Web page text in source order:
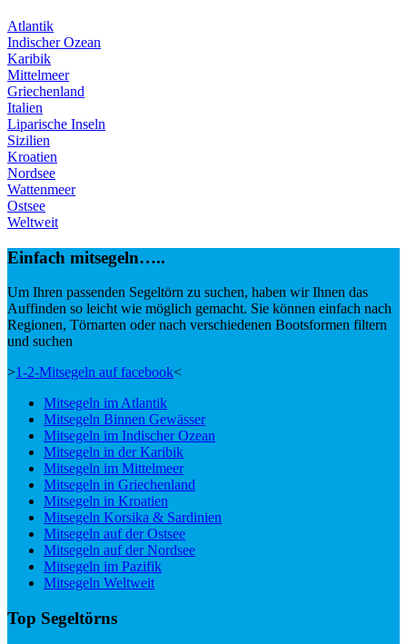
Atlantik
Indischer Ozean
Karibik
Mittelmeer
Griechenland
Italien
Liparische Inseln
Sizilien
Kroatien
Nordsee
Wattenmeer
Ostsee
Weltweit
Einfach mitsegeln…..
Um Ihren passenden Segeltörn zu suchen, haben wir Ihnen das
Auffinden so leicht wie möglich gemacht. Sie können einfach nach
Regionen, Törnarten oder nach verschiedenen Bootsformen filtern
und suchen
>1-2-Mitsegeln auf facebook<
Mitsegeln im Atlantik
Mitsegeln Binnen Gewässer
Mitsegeln im Indischer Ozean
Mitsegeln in der Karibik
Mitsegeln im Mittelmeer
Mitsegeln in Griechenland
Mitsegeln in Kroatien
Mitsegeln Korsika & Sardinien
Mitsegeln auf der Ostsee
Mitsegeln auf der Nordsee
Mitsegeln im Pazifik
Mitsegeln Weltweit
Top Segeltörns